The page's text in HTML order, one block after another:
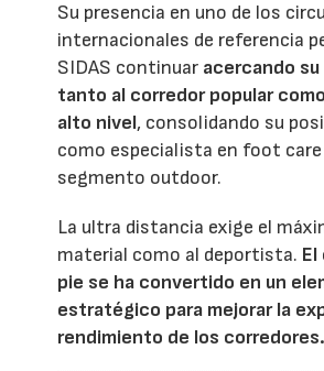
Su presencia en uno de los
internacionales de referencia
SIDAS continuar acercando
tanto al corredor popular
alto nivel, consolidando su
como especialista en foot
segmento outdoor.
La ultra distancia exige el
material como al deportista. El
pie se ha convertido en un
estratégico para mejorar la
rendimiento de los corredores.